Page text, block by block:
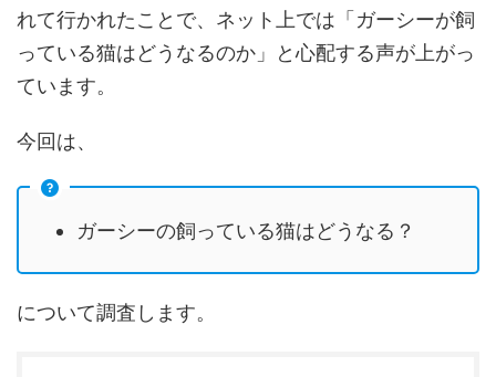
れて行かれたことで、ネット上では「ガーシーが飼
っている猫はどうなるのか」と心配する声が上がっ
ています。
今回は、
ガーシーの飼っている猫はどうなる？
について調査します。